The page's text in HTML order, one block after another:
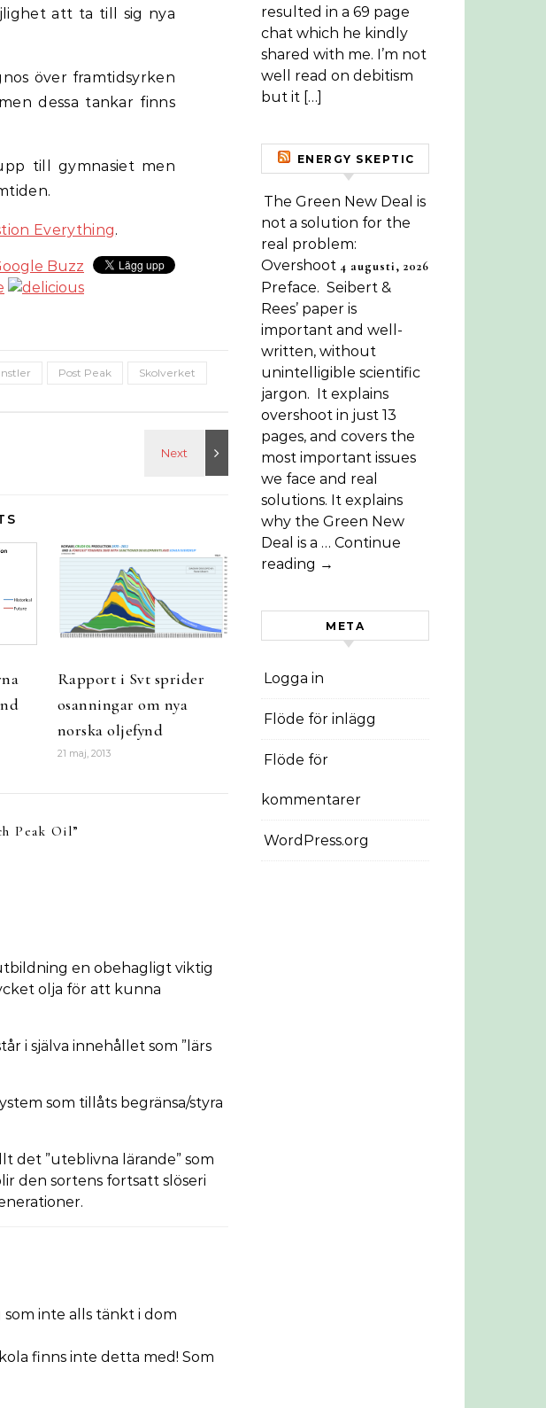
att ta till sig nya
över framtidsyrken
dessa tankar finns
till gymnasiet men
Everything.
Post Peak Skolverket
Rapport i Svt sprider
osanningar om nya
norska oljefynd
21 maj, 2013
Peak Oil”
en obehagligt viktig
olja för att kunna
i själva innehållet som ”lärs
som tillåts begränsa/styra
det ”uteblivna lärande” som
den sortens fortsatt slöseri
inte alls tänkt i dom
finns inte detta med! Som
resulted in a 69 page
chat which he kindly
shared with me. I’m not
well read on debitism
but it […]
ENERGY SKEPTIC
The Green New Deal is
not a solution for the
real problem:
Overshoot 4 augusti, 2026
Preface. Seibert &
Rees’ paper is
important and well-
written, without
unintelligible scientific
jargon. It explains
overshoot in just 13
pages, and covers the
most important issues
we face and real
solutions. It explains
why the Green New
Deal is a … Continue
reading →
META
Logga in
Flöde för inlägg
Flöde för
kommentarer
WordPress.org